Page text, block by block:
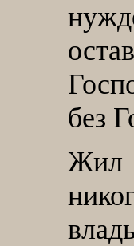
без
Жил